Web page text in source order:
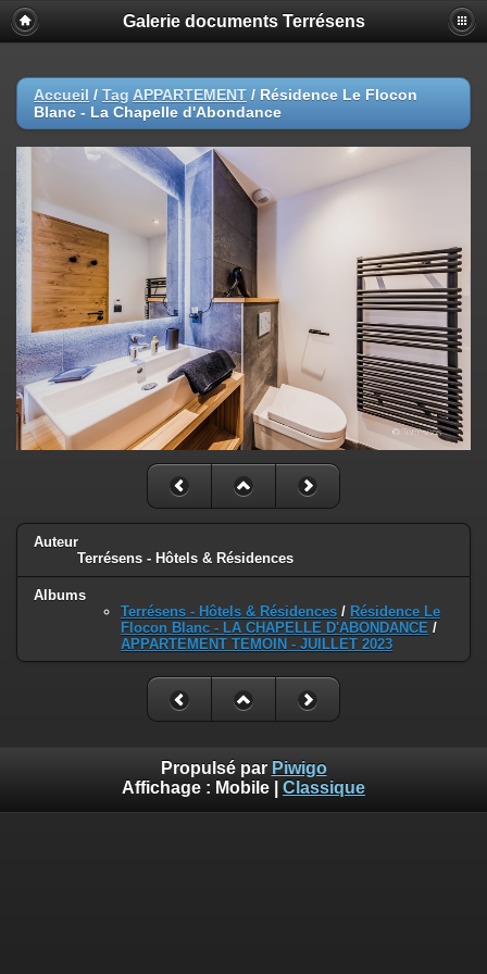
Galerie documents Terrésens
Accueil / Tag APPARTEMENT / Résidence Le Flocon
Blanc - La Chapelle d'Abondance
Auteur
Terrésens - Hôtels & Résidences
Albums
Terrésens - Hôtels & Résidences / Résidence Le
Flocon Blanc - LA CHAPELLE D'ABONDANCE /
APPARTEMENT TEMOIN - JUILLET 2023
Propulsé par Piwigo
Affichage : Mobile Classique